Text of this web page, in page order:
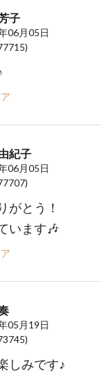
子
06月05日
紀子
06月05日
がとう！
います🎶
05月19日
しみです♪